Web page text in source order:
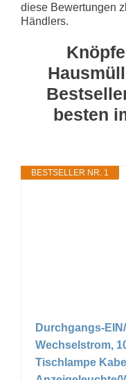
diese Bewertungen
Händlers.
besten
BESTSELLER NR. 1
Durchgangs-
Wechselstrom,
Tischlampe